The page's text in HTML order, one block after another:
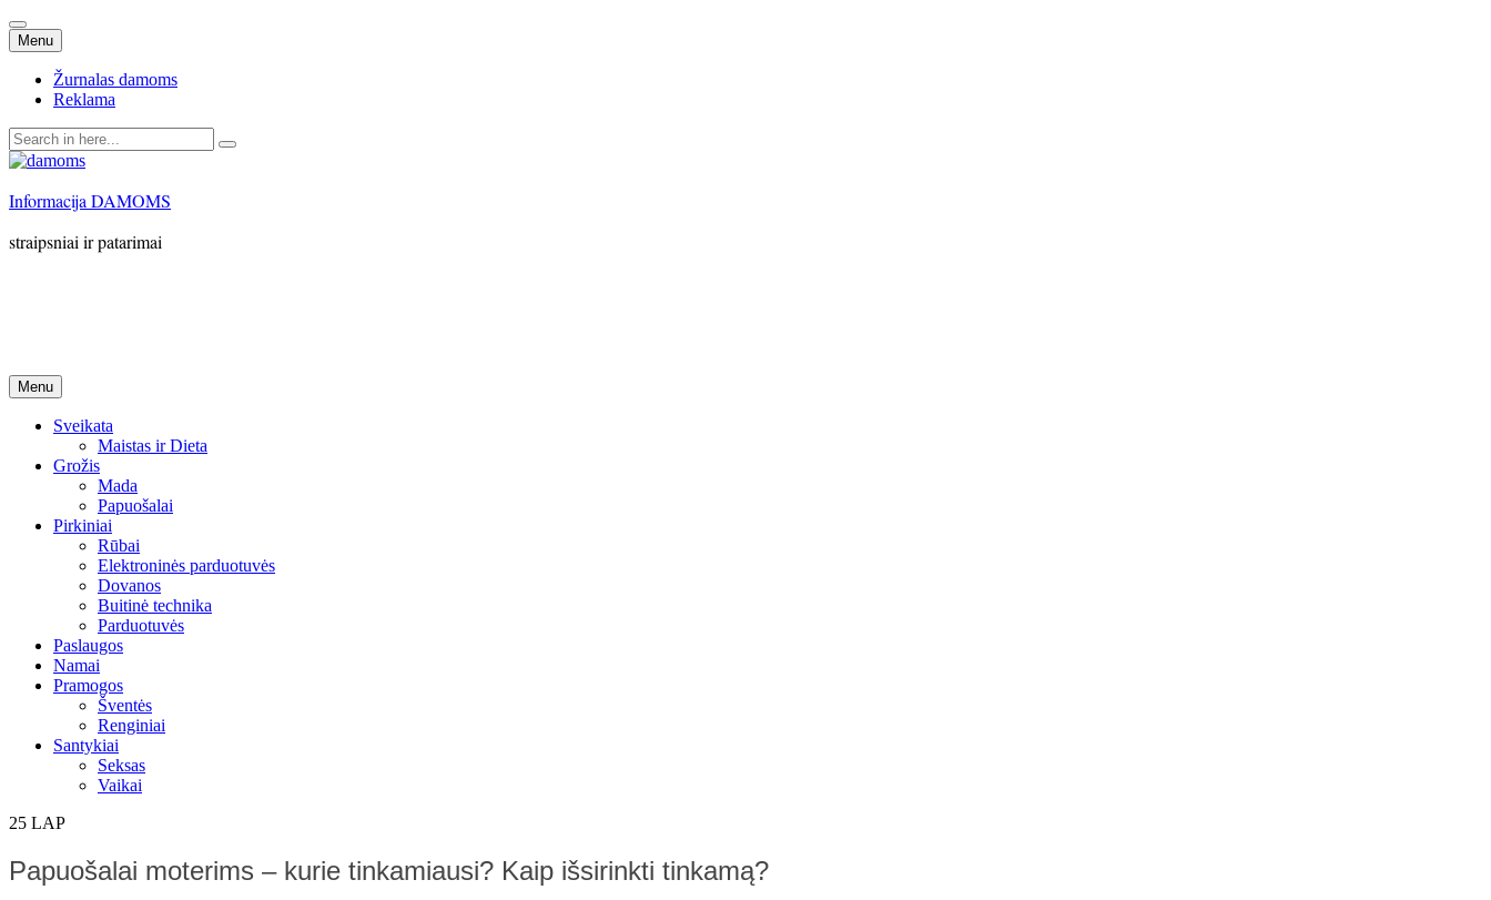
Menu Skip
to
content
Žurnalas damoms
Reklama
Search
for:
Informacija DAMOMS
straipsniai ir patarimai
Menu Skip
to
content
Sveikata
Maistas ir Dieta
Grožis
Mada
Papuošalai
Pirkiniai
Rūbai
Elektroninės parduotuvės
Dovanos
Buitinė technika
Parduotuvės
Paslaugos
Namai
Pramogos
Šventės
Renginiai
Santykiai
Seksas
Vaikai
25 LAP
Papuošalai moterims – kurie tinkamiausi? Kaip išsirinkti tinkamą?